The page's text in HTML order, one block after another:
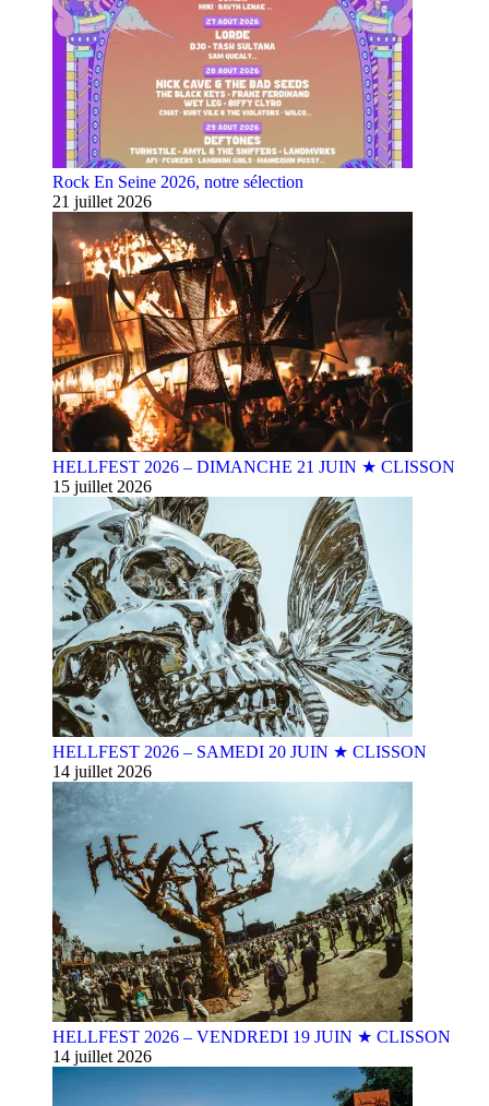
Rock En Seine 2026, notre sélection
21 juillet 2026
HELLFEST 2026 – DIMANCHE 21 JUIN ★ CLISSON
15 juillet 2026
HELLFEST 2026 – SAMEDI 20 JUIN ★ CLISSON
14 juillet 2026
HELLFEST 2026 – VENDREDI 19 JUIN ★ CLISSON
14 juillet 2026